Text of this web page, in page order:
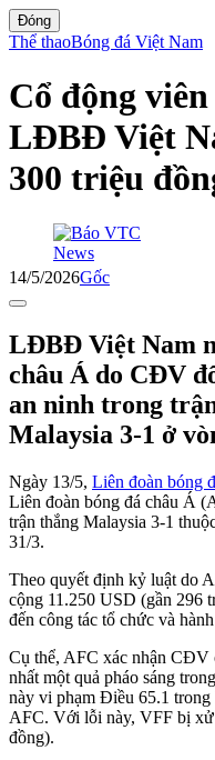
Đóng
Thể thaoBóng đá Việt Nam
Cổ động
LĐBĐ Việt
300 triệu
14/5/2026Gốc
LĐBĐ Việt Nam
châu Á do CĐV
an ninh trong
Malaysia 3-1 ở
Ngày 13/5, Liên đoàn bóng
Liên đoàn bóng đá châu Á
trận thắng Malaysia 3-1
31/3.
Theo quyết định kỷ luật do
cộng 11.250 USD (gần 296
đến công tác tổ chức và
Cụ thể, AFC xác nhận CĐV
nhất một quả pháo sáng
này vi phạm Điều 65.1
AFC. Với lỗi này, VFF bị xử
đồng).